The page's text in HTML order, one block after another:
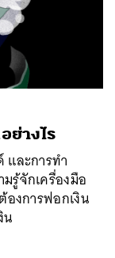
ย่างไร
ละการทำ
รู้จักเครื่องมือ
องการฟอกเงิน
EMAIL